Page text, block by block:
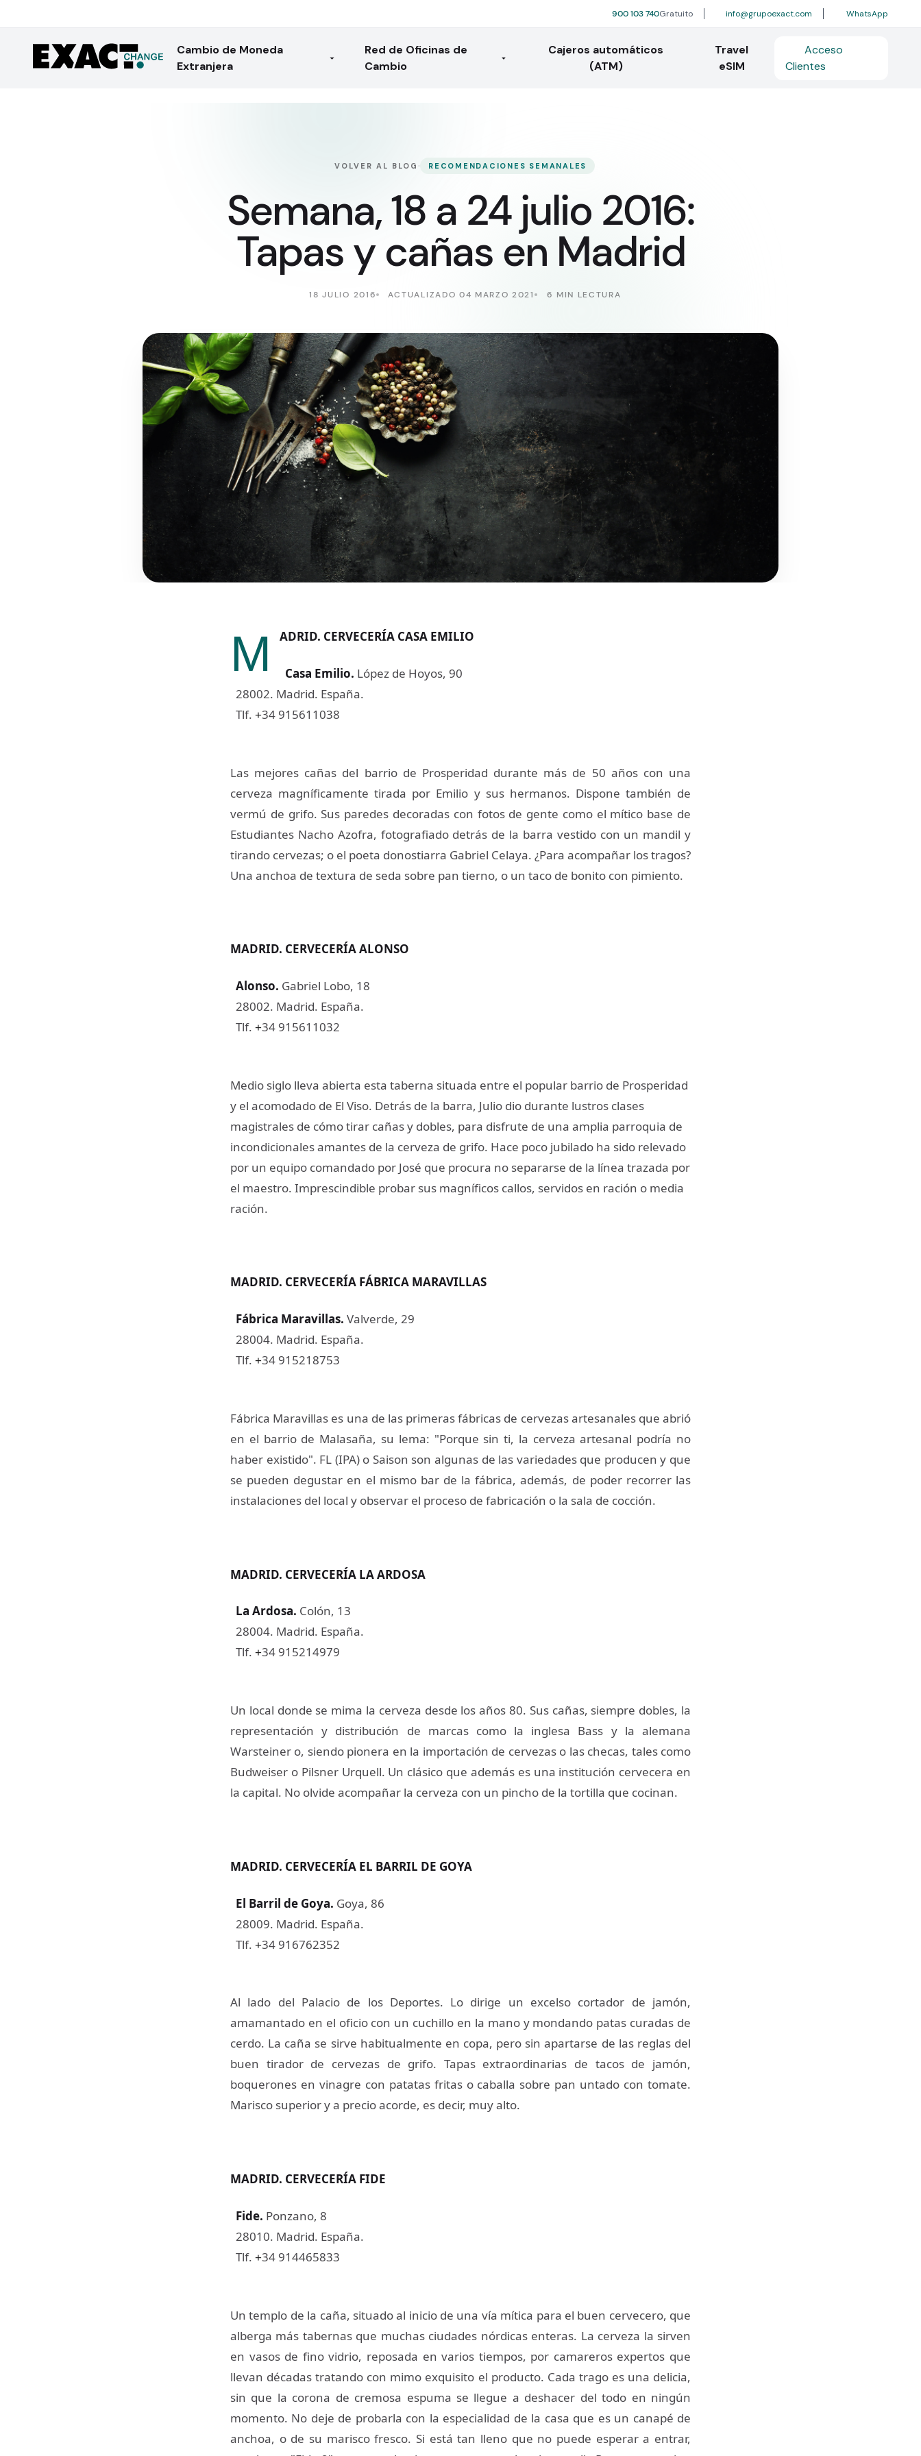
900 103 740Gratuito info@grupoexact.com WhatsApp
Cambio de Moneda
Extranjera
Red de Oficinas de
Cambio
Cajeros automáticos
(ATM)
Travel
eSIM
Acceso
Clientes
VOLVER AL BLOG · RECOMENDACIONES SEMANALES
Semana, 18 a 24 julio 2016:
Tapas y cañas en Madrid
18 JULIO 2016 ACTUALIZADO 04 MARZO 2021 6 MIN LECTURA
M ADRID. CERVECERÍA CASA EMILIO
Casa Emilio. López de Hoyos, 90
28002. Madrid. España.
Tlf. +34 915611038
Las mejores cañas del barrio de Prosperidad durante más de 50 años con una
cerveza magníficamente tirada por Emilio y sus hermanos. Dispone también de
vermú de grifo. Sus paredes decoradas con fotos de gente como el mítico base de
Estudiantes Nacho Azofra, fotografiado detrás de la barra vestido con un mandil y
tirando cervezas; o el poeta donostiarra Gabriel Celaya. ¿Para acompañar los tragos?
Una anchoa de textura de seda sobre pan tierno, o un taco de bonito con pimiento.
MADRID. CERVECERÍA ALONSO
Alonso. Gabriel Lobo, 18
28002. Madrid. España.
Tlf. +34 915611032
Medio siglo lleva abierta esta taberna situada entre el popular barrio de Prosperidad
y el acomodado de El Viso. Detrás de la barra, Julio dio durante lustros clases
magistrales de cómo tirar cañas y dobles, para disfrute de una amplia parroquia de
incondicionales amantes de la cerveza de grifo. Hace poco jubilado ha sido relevado
por un equipo comandado por José que procura no separarse de la línea trazada por
el maestro. Imprescindible probar sus magníficos callos, servidos en ración o media
ración.
MADRID. CERVECERÍA FÁBRICA MARAVILLAS
Fábrica Maravillas. Valverde, 29
28004. Madrid. España.
Tlf. +34 915218753
Fábrica Maravillas es una de las primeras fábricas de cervezas artesanales que abrió
en el barrio de Malasaña, su lema: "Porque sin ti, la cerveza artesanal podría no
haber existido". FL (IPA) o Saison son algunas de las variedades que producen y que
se pueden degustar en el mismo bar de la fábrica, además, de poder recorrer las
instalaciones del local y observar el proceso de fabricación o la sala de cocción.
MADRID. CERVECERÍA LA ARDOSA
La Ardosa. Colón, 13
28004. Madrid. España.
Tlf. +34 915214979
Un local donde se mima la cerveza desde los años 80. Sus cañas, siempre dobles, la
representación y distribución de marcas como la inglesa Bass y la alemana
Warsteiner o, siendo pionera en la importación de cervezas o las checas, tales como
Budweiser o Pilsner Urquell. Un clásico que además es una institución cervecera en
la capital. No olvide acompañar la cerveza con un pincho de la tortilla que cocinan.
MADRID. CERVECERÍA EL BARRIL DE GOYA
El Barril de Goya. Goya, 86
28009. Madrid. España.
Tlf. +34 916762352
Al lado del Palacio de los Deportes. Lo dirige un excelso cortador de jamón,
amamantado en el oficio con un cuchillo en la mano y mondando patas curadas de
cerdo. La caña se sirve habitualmente en copa, pero sin apartarse de las reglas del
buen tirador de cervezas de grifo. Tapas extraordinarias de tacos de jamón,
boquerones en vinagre con patatas fritas o caballa sobre pan untado con tomate.
Marisco superior y a precio acorde, es decir, muy alto.
MADRID. CERVECERÍA FIDE
Fide. Ponzano, 8
28010. Madrid. España.
Tlf. +34 914465833
Un templo de la caña, situado al inicio de una vía mítica para el buen cervecero, que
alberga más tabernas que muchas ciudades nórdicas enteras. La cerveza la sirven
en vasos de fino vidrio, reposada en varios tiempos, por camareros expertos que
llevan décadas tratando con mimo exquisito el producto. Cada trago es una delicia,
sin que la corona de cremosa espuma se llegue a deshacer del todo en ningún
momento. No deje de probarla con la especialidad de la casa que es un canapé de
anchoa, o de su marisco fresco. Si está tan lleno que no puede esperar a entrar,